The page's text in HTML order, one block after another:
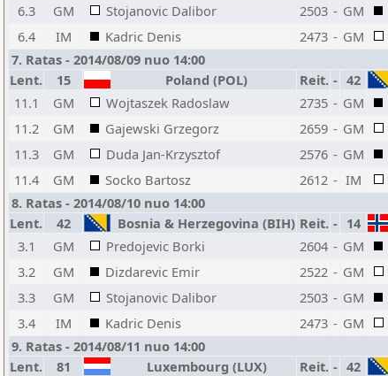
6.3
GM Stojanovic Dalibor 2503 - GM
6.4
IM Kadric Denis 2473 - GM
7. Ratas - 2014/08/09 nuo 14:00
Lent.
15 Poland (POL) Reit. - 42
11.1
GM Wojtaszek Radoslaw 2735 - GM
11.2
GM Gajewski Grzegorz 2659 - GM
11.3
GM Duda Jan-Krzysztof 2576 - GM
11.4
GM Socko Bartosz 2612 - IM
8. Ratas - 2014/08/10 nuo 14:00
Lent.
42 Bosnia & Herzegovina (BIH) Reit. - 14
3.1
GM Predojevic Borki 2604 - GM
3.2
GM Dizdarevic Emir 2522 - GM
3.3
GM Stojanovic Dalibor 2503 - GM
3.4
IM Kadric Denis 2473 - GM
9. Ratas - 2014/08/11 nuo 14:00
Lent.
81 Luxembourg (LUX) Reit. - 42